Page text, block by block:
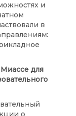
и
в
для
о